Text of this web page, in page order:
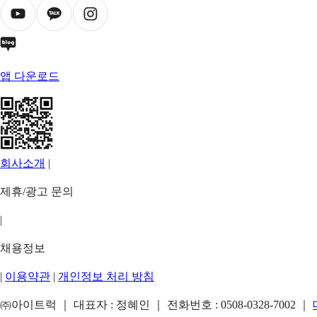
앱 다운로드
회사소개 |
제휴/광고 문의
|
채용정보
| 이용약관 | 개인정보 처리 방침
㈜아이트럭 ｜ 대표자 : 정혜인 ｜ 전화번호 : 0508-0328-7002